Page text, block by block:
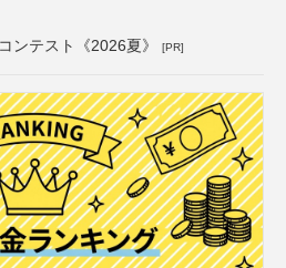
ンテスト《2026夏》 [PR]